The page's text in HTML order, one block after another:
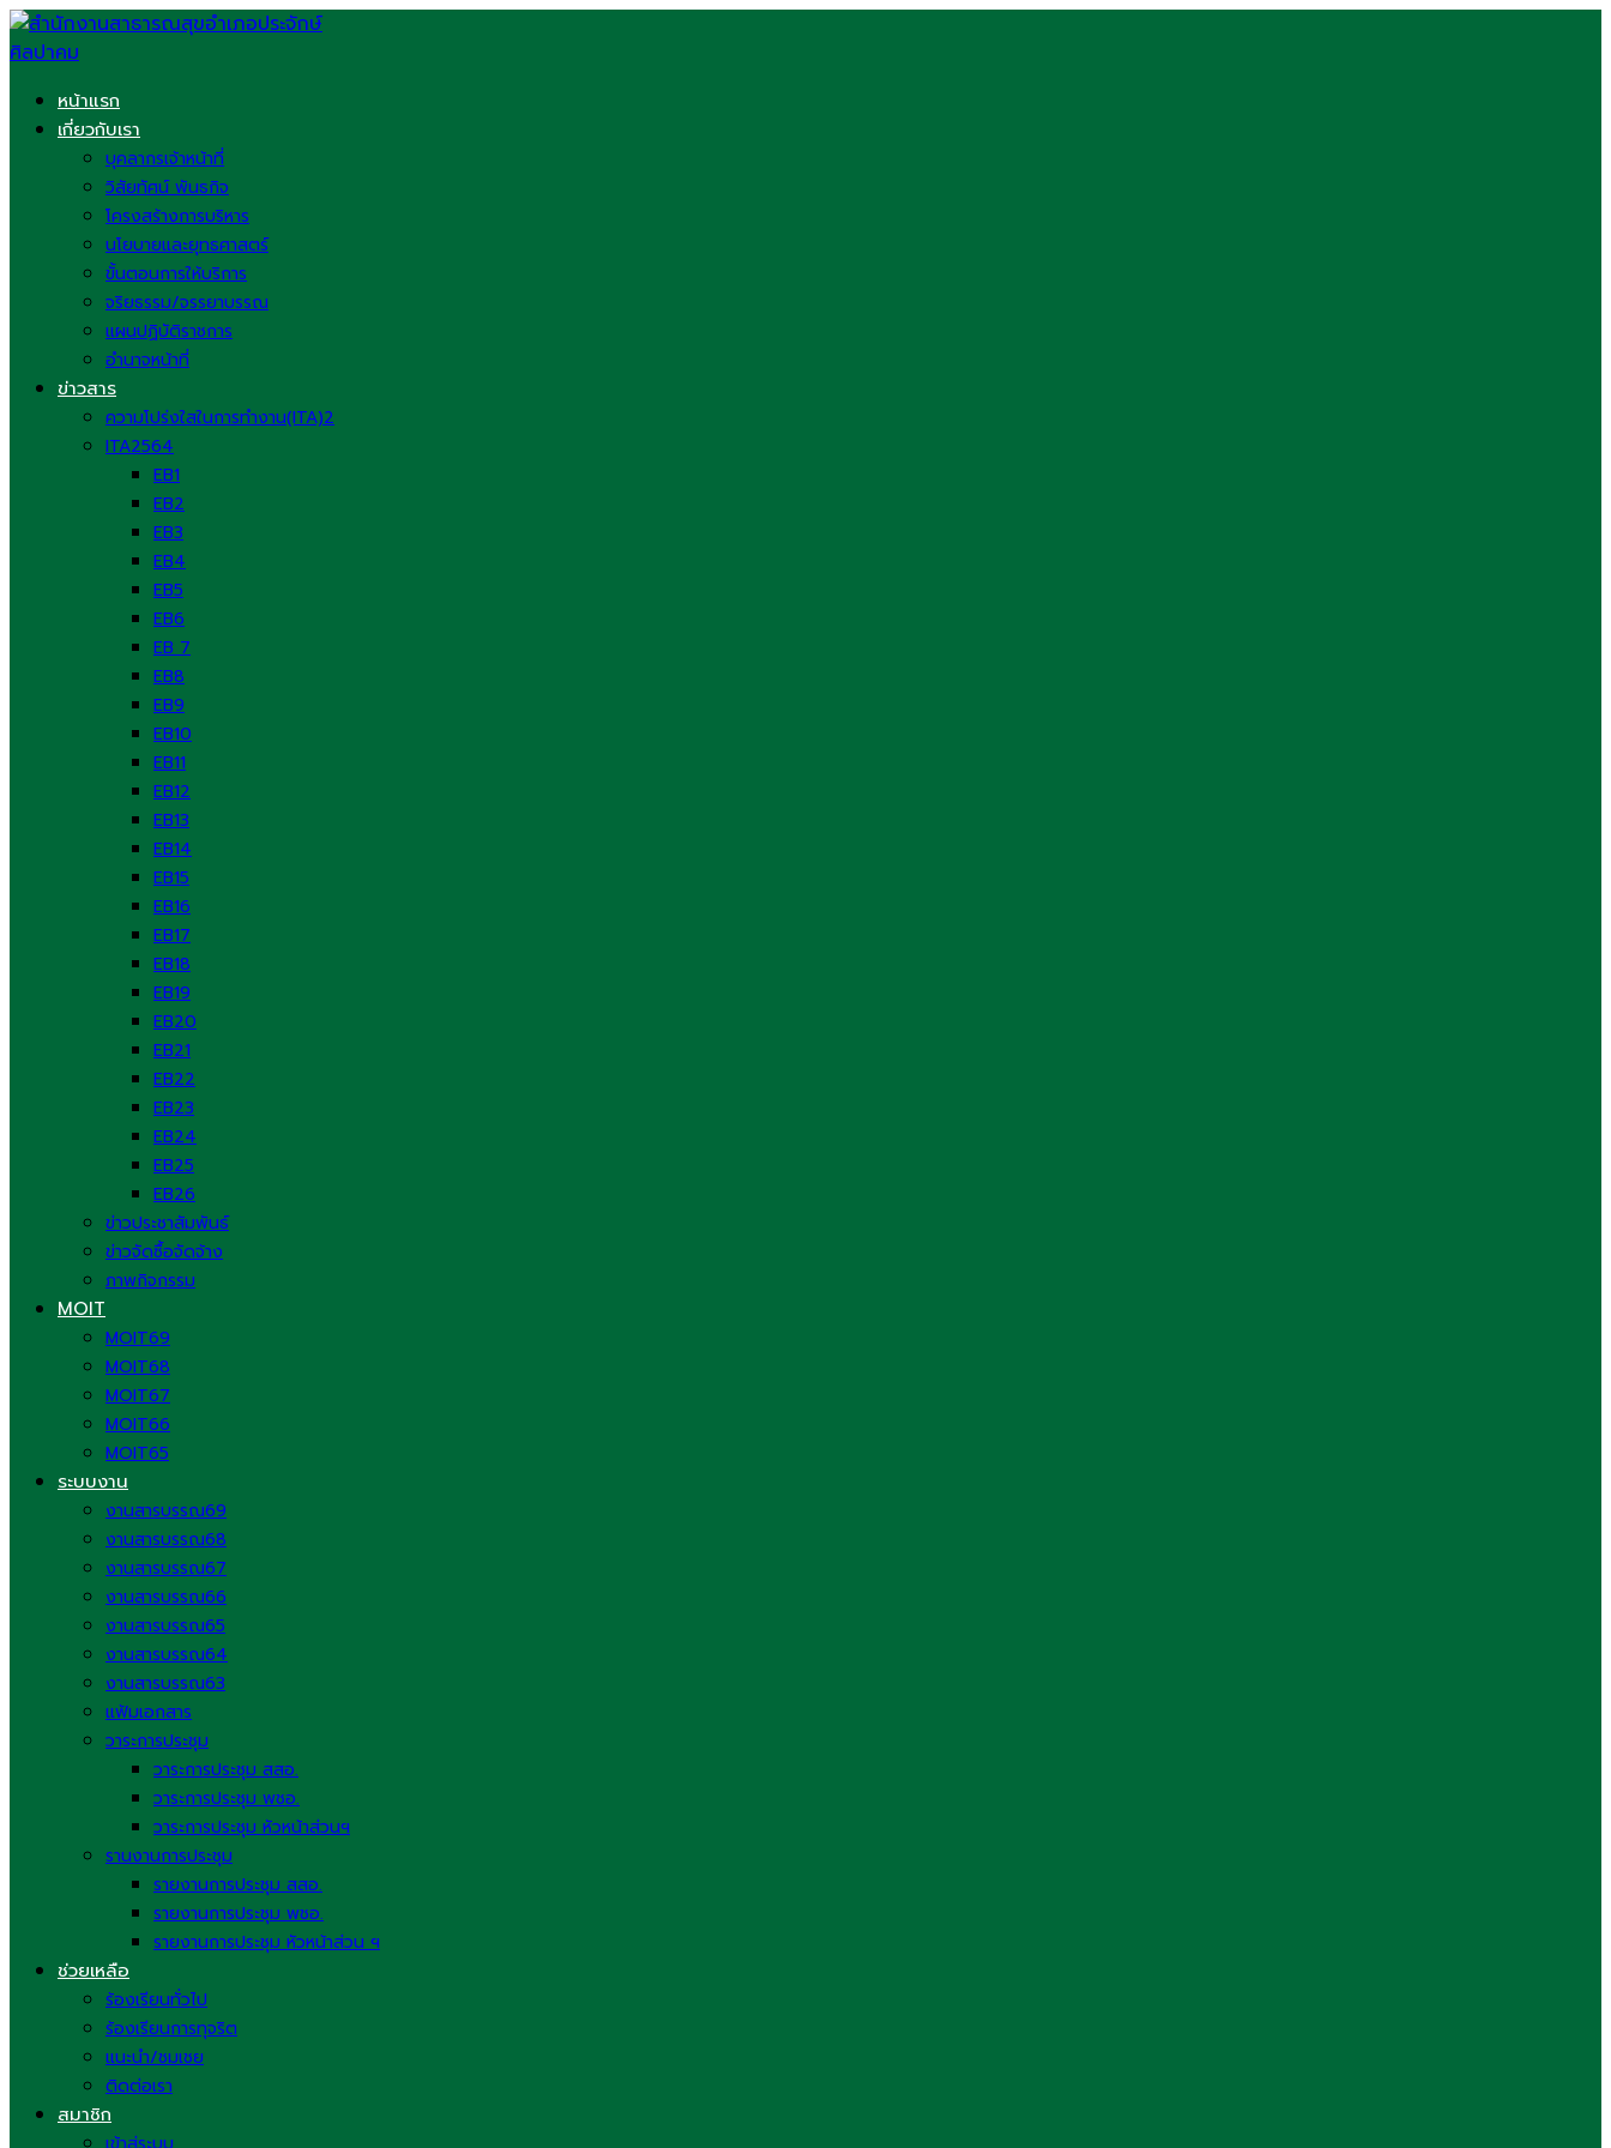
Skip
to
หน้าแรก
เกี่ยวกับเรา
บุคลากรเจ้าหน้าที่
วิสัยทัศน์ พันธกิจ
โครงสร้างการบริหาร
นโยบายและยุทธศาสตร์
ขั้นตอนการให้บริการ
จริยธรรม/จรรยาบรรณ
แผนปฏิบัติราชการ
อำนาจหน้าที่
ข่าวสาร
ความโปร่งใสในการทำงาน(ITA)2
ITA2564
EB1
EB2
EB3
EB4
EB5
EB6
EB 7
EB8
EB9
EB10
EB11
EB12
EB13
EB14
EB15
EB16
EB17
EB18
EB19
EB20
EB21
EB22
EB23
EB24
EB25
EB26
ข่าวประชาสัมพันธ์
ข่าวจัดซื้อจัดจ้าง
ภาพกิจกรรม
MOIT
MOIT69
MOIT68
MOIT67
MOIT66
MOIT65
ระบบงาน
งานสารบรรณ69
งานสารบรรณ68
งานสารบรรณ67
งานสารบรรณ66
งานสารบรรณ65
งานสารบรรณ64
งานสารบรรณ63
แฟ้มเอกสาร
วาระการประชุม
วาระการประชุม สสอ.
วาระการประชุม พชอ.
วาระการประชุม หัวหน้าส่วนฯ
รานงานการประชุม
รายงานการประชุม สสอ.
รายงานการประชุม พชอ.
รายงานการประชุม หัวหน้าส่วน ฯ
ช่วยเหลือ
ร้องเรียนทั่วไป
ร้องเรียนการทุจริต
แนะนำ/ชมเชย
ติดต่อเรา
สมาชิก